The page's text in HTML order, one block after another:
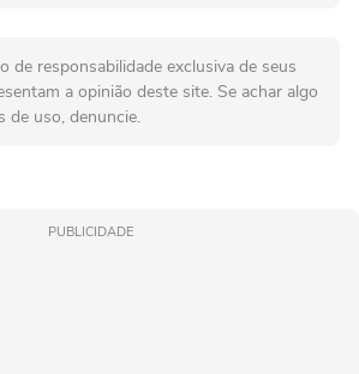
de responsabilidade exclusiva de seus
a opinião deste site. Se achar algo
de uso, denuncie.
PUBLICIDADE